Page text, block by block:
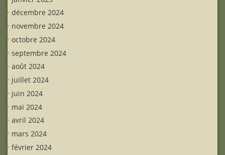
décembre 2024
novembre 2024
octobre 2024
septembre 2024
août 2024
juillet 2024
juin 2024
mai 2024
avril 2024
mars 2024
février 2024